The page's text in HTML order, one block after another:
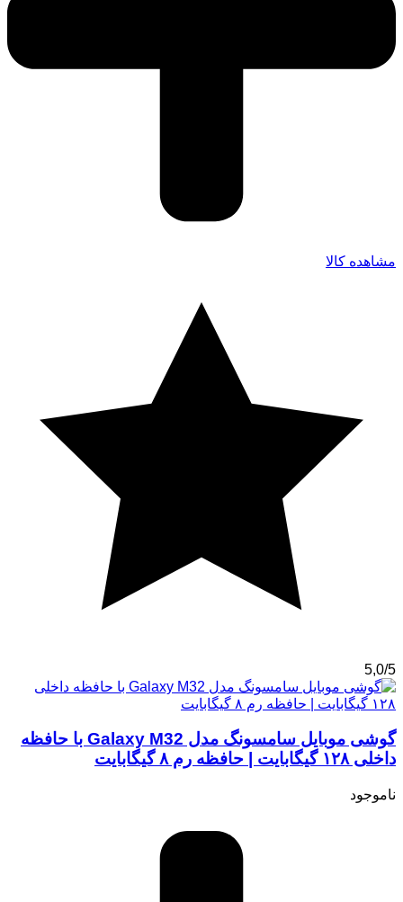
مشاهده کالا
5,0/5
گوشی موبایل سامسونگ مدل Galaxy M32 با حافظه
داخلی ۱۲۸ گیگابایت | حافظه رم ۸ گیگابایت
ناموجود